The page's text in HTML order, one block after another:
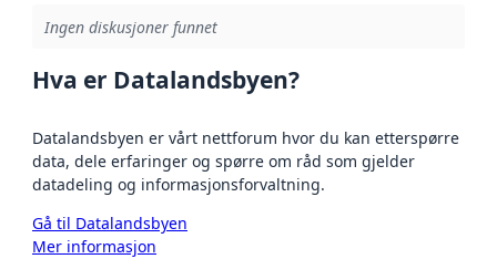
Ingen diskusjoner funnet
Hva er Datalandsbyen?
Datalandsbyen er vårt nettforum hvor du kan etterspørre
data, dele erfaringer og spørre om råd som gjelder
datadeling og informasjonsforvaltning.
Gå til Datalandsbyen
Mer informasjon